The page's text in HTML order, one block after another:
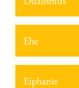
Ehe
Eiphanie